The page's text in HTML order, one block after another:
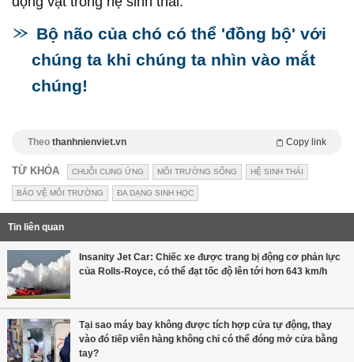
Bộ não của chó có thể 'đồng bộ' với
chúng ta khi chúng ta nhìn vào mắt
chúng!
Theo thanhnienviet.vn Copy link
TỪ KHÓA CHUỖI CUNG ỨNG MÔI TRƯỜNG SỐNG HỆ SINH THÁI
BẢO VỆ MÔI TRƯỜNG ĐA DẠNG SINH HỌC
Tin liên quan
Insanity Jet Car: Chiếc xe được trang bị động cơ phản lực
của Rolls-Royce, có thể đạt tốc độ lên tới hơn 643 km/h
Tại sao máy bay không được tích hợp cửa tự động, thay
vào đó tiếp viên hàng không chỉ có thể đóng mở cửa bằng
tay?